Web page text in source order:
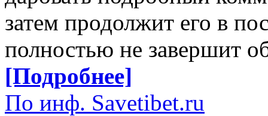
затем продолжит его в
полностью не завершит
[Подробнее]
По инф. Savetibet.ru